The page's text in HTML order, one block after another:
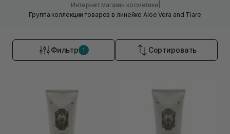
Интернет магазин косметики
Группа коллекции товаров в линейке Aloe Vera and Tiare
Фильтр 1 Сортировать